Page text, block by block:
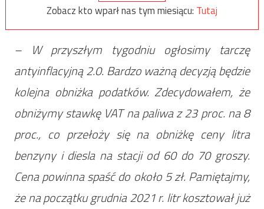
Zobacz kto wparł nas tym miesiącu: Tutaj
– W przyszłym tygodniu ogłosimy tarczę
antyinflacyjną 2.0. Bardzo ważną decyzją będzie
kolejna obniżka podatków. Zdecydowałem, że
obniżymy stawkę VAT na paliwa z 23 proc. na 8
proc., co przełoży się na obniżkę ceny litra
benzyny i diesla na stacji od 60 do 70 groszy.
Cena powinna spaść do około 5 zł. Pamiętajmy,
że na początku grudnia 2021 r. litr kosztował już